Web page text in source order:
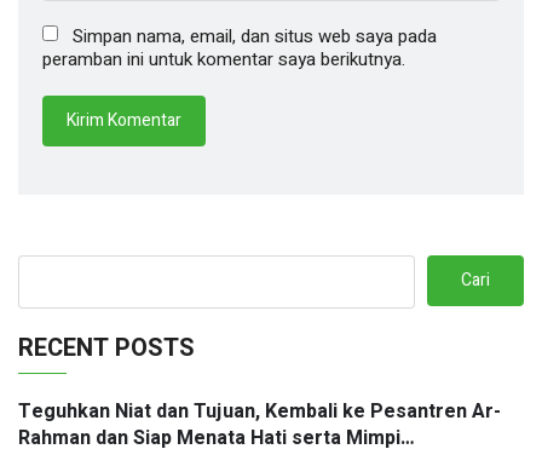
Simpan nama, email, dan situs web saya pada
peramban ini untuk komentar saya berikutnya.
Cari
RECENT POSTS
Teguhkan Niat dan Tujuan, Kembali ke Pesantren Ar-
Rahman dan Siap Menata Hati serta Mimpi